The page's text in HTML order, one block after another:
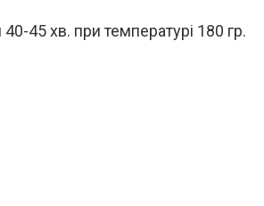
40-45 хв. при температурі 180 гр.